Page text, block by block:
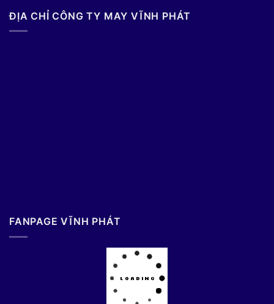
ĐỊA CHỈ CÔNG TY MAY VĨNH PHÁT
FANPAGE VĨNH PHÁT